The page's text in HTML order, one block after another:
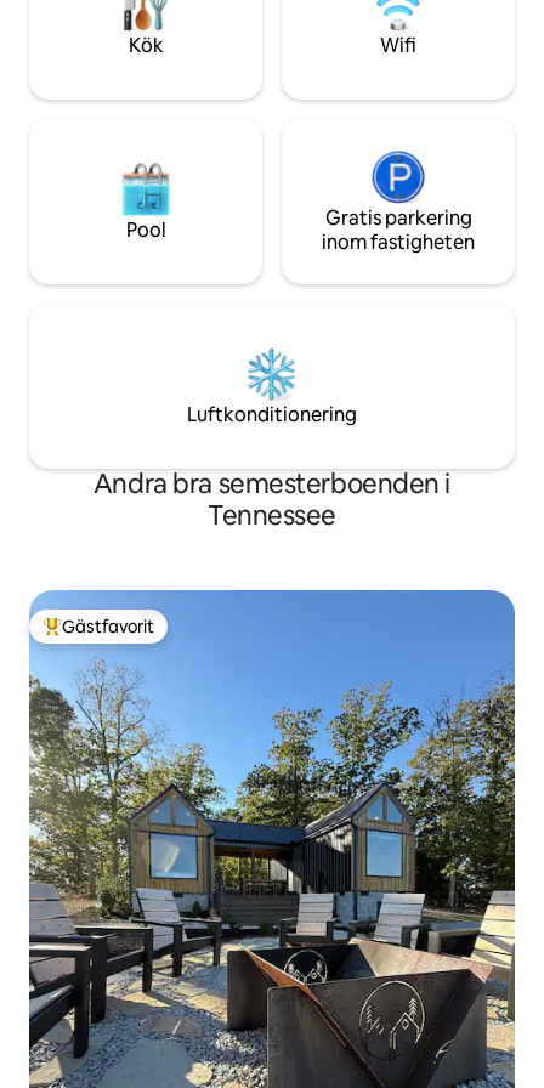
vistelse och utsikten över vår mark. Kom
tillbaka och träffa oss snart. Kärlek,
Jeremy & Missy
Kök Wifi
Pool
Gratis parkering
inom fastigheten
Luftkonditionering
Andra bra semesterboenden i
Tennessee
Populär gästfavorit
Gästfavorit